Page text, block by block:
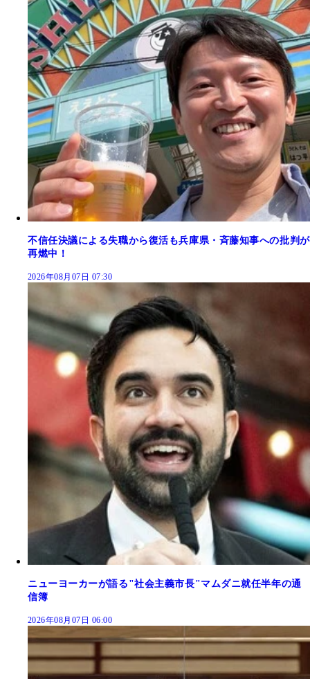
不信任決議による失職から復活も兵庫県・斉藤知事への批判が
再燃中！
2026年08月07日 07:30
ニューヨーカーが語る"社会主義市長"マムダニ就任半年の通
信簿
2026年08月07日 06:00